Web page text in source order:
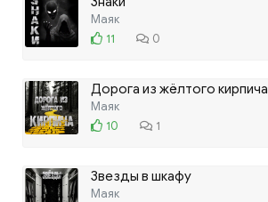
Маяк
11
0
Дорога из жёлтого кирпича
Маяк
10
1
Звезды в шкафу
Маяк